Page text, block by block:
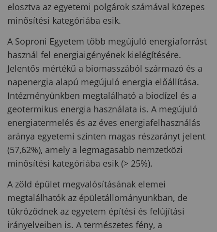
elosztva az egyetemi polgárok számával közepes
minősítési kategóriába esik.
A Soproni Egyetem több megújuló energiaforrást
használ fel energiaigényének kielégítésére.
Jelentős mértékű a biomasszából származó és a
napenergia alapú megújuló energia előállítása.
Intézményünkben megtalálható a biodízel és a
geotermikus energia használata is. A megújuló
energiatermelés és az éves energiafelhasználás
aránya egyetemi szinten magas részarányt jelent
(57,62%), amely a legmagasabb nemzetközi
minősítési kategóriába esik (> 25%).
A zöld épület megvalósításának elemei
megtalálhatók az épületállományunkban, de
tükröződnek az egyetem építési és felújítási
irányelveiben is. A természetes fény, a